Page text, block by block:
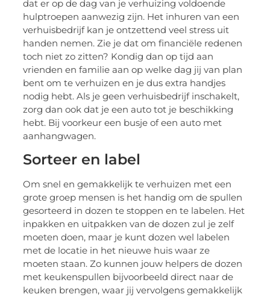
dat er op de dag van je verhuizing voldoende
hulptroepen aanwezig zijn. Het inhuren van een
verhuisbedrijf kan je ontzettend veel stress uit
handen nemen. Zie je dat om financiële redenen
toch niet zo zitten? Kondig dan op tijd aan
vrienden en familie aan op welke dag jij van plan
bent om te verhuizen en je dus extra handjes
nodig hebt. Als je geen verhuisbedrijf inschakelt,
zorg dan ook dat je een auto tot je beschikking
hebt. Bij voorkeur een busje of een auto met
aanhangwagen.
Sorteer en label
Om snel en gemakkelijk te verhuizen met een
grote groep mensen is het handig om de spullen
gesorteerd in dozen te stoppen en te labelen. Het
inpakken en uitpakken van de dozen zul je zelf
moeten doen, maar je kunt dozen wel labelen
met de locatie in het nieuwe huis waar ze
moeten staan. Zo kunnen jouw helpers de dozen
met keukenspullen bijvoorbeeld direct naar de
keuken brengen, waar jij vervolgens gemakkelijk